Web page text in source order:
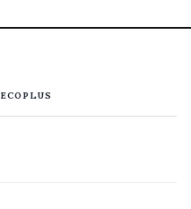
ECOPLUS